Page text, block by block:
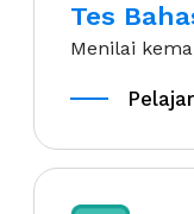
Tes
Menilai
Pelajari